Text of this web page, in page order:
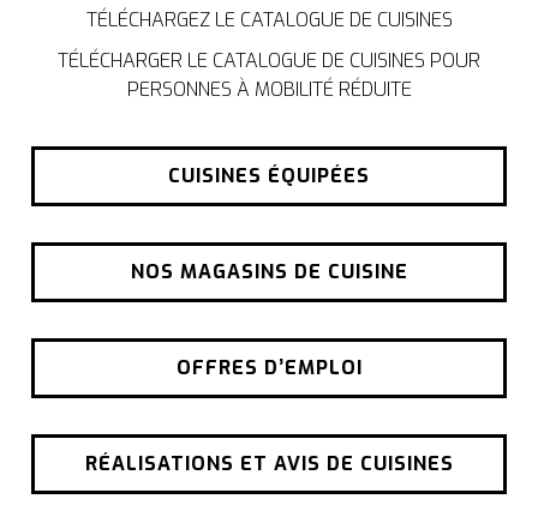
TÉLÉCHARGEZ LE CATALOGUE DE CUISINES
TÉLÉCHARGER LE CATALOGUE DE CUISINES POUR
PERSONNES À MOBILITÉ RÉDUITE
CUISINES ÉQUIPÉES
NOS MAGASINS DE CUISINE
OFFRES D’EMPLOI
RÉALISATIONS ET AVIS DE CUISINES